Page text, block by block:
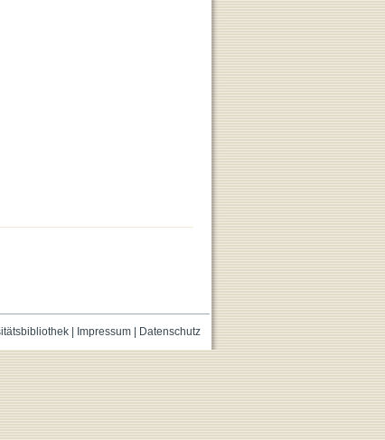
| Impressum| Datenschutz